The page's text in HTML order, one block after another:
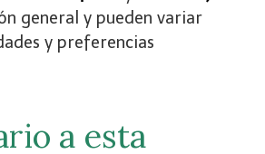
general y pueden variar
y preferencias
a esta